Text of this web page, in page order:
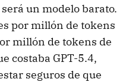
un modelo barato.
por millón de tokens
millón de tokens de
costaba GPT-5.4,
seguros de que